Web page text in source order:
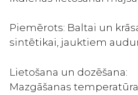
Piemērots: Baltai un
sintētikai, jauktiem
Lietošana un dozēšana:
Mazgāšanas